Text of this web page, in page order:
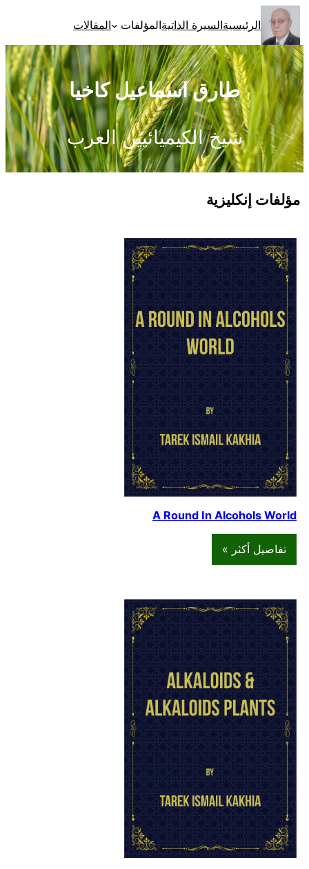
تخطى
المحتوى
الرئيسيةالسيرة الذاتيةالمؤلفات المقالات
طارق اسماعيل كاخيا
شيخ الكيميائيين العرب
مؤلفات إنكليزية
A Round In Alcohols World
تفاصيل أكثر »